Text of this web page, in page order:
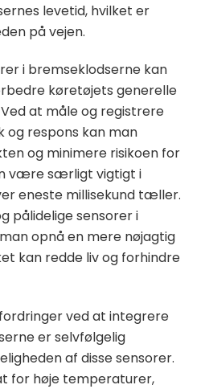
levetid, hvilket er
på vejen.
i bremseklodserne kan
køretøjets generelle
at måle og registrere
og respons kan man
og minimere risikoen for
være særligt vigtigt i
eneste millisekund tæller.
pålidelige sensorer i
opnå en mere nøjagtig
kan redde liv og forhindre
ved at integrere
er selvfølgelig
af disse sensorer.
for høje temperaturer,